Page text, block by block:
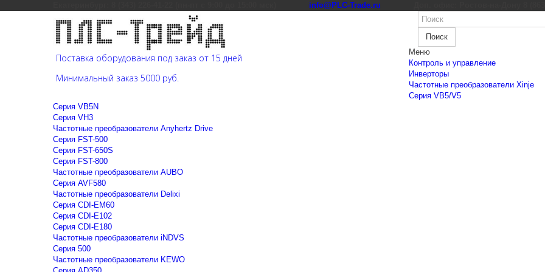
info@PLC-Trade.ru
Поставка оборудования под заказ от 15 дней
Минимальный заказ 5000 руб.
Поиск
Меню
Контроль и управление
Инверторы
Частотные преобразователи Xinje
Cерия VB5/V5
Cерия VB5N
Cерия VH3
Частотные преобразователи Anyhertz Drive
Серия FST-500
Серия FST-650S
Серия FST-800
Частотные преобразователи AUBO
Серия AVF580
Частотные преобразователи Delixi
Серия CDI-EM60
Серия CDI-E102
Серия CDI-E180
Частотные преобразователи iNDVS
Серия 500
Частотные преобразователи KEWO